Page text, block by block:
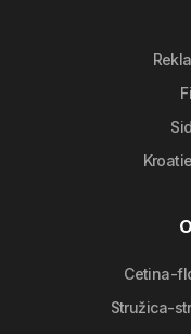
Cetina-
Stružica-